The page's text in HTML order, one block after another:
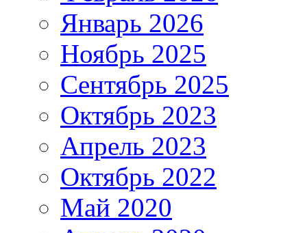
Январь 2026
Ноябрь 2025
Сентябрь 2025
Октябрь 2023
Апрель 2023
Октябрь 2022
Май 2020